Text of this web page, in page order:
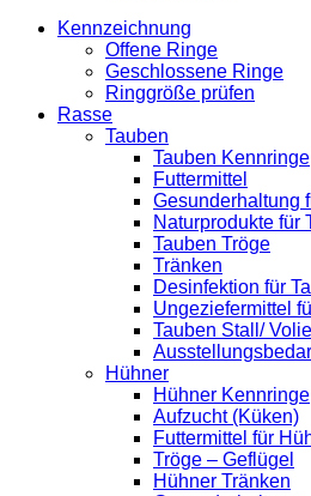
Kennzeichnung
Offene Ringe
Geschlossene Ringe
Ringgröße prüfen
Rasse
Tauben
Tauben Kennringe
Futtermittel
Gesunderhaltung
Naturprodukte für
Tauben Tröge
Tränken
Desinfektion für
Ungeziefermittel
Tauben Stall/
Hühner
Hühner Kennringe
Aufzucht (Küken)
Futtermittel für
Tröge – Geflügel
Hühner Tränken